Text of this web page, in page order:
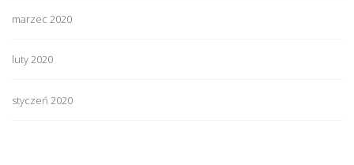
marzec 2020
luty 2020
styczeń 2020